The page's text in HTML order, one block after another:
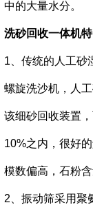
中的大量水
洗砂回收一体机
1、传统的人工砂
螺旋洗沙机，人
该细砂回收装置
10%之内，很好
模数偏高，石粉
2、振动筛采用聚